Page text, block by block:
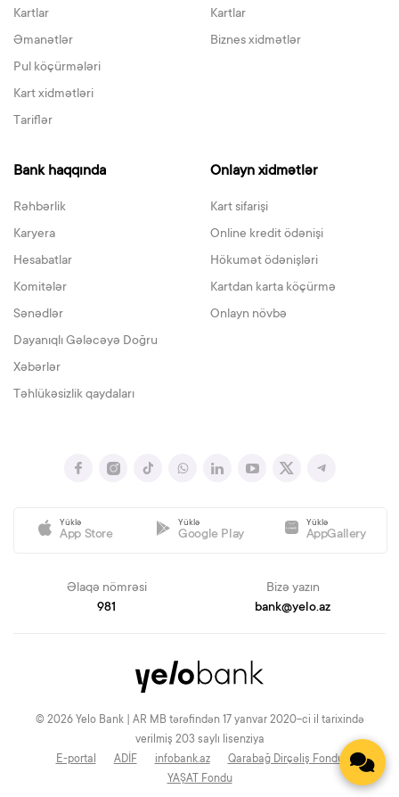
Kartlar
Əmanətlər
Pul köçürmələri
Kart xidmətləri
Tariflər
Kartlar
Biznes xidmətlər
Bank haqqında
Rəhbərlik
Karyera
Hesabatlar
Komitələr
Sənədlər
Dayanıqlı Gələcəyə Doğru
Xəbərlər
Təhlükəsizlik qaydaları
Onlayn xidmətlər
Kart sifarişi
Online kredit ödənişi
Hökumət ödənişləri
Kartdan karta köçürmə
Onlayn növbə
Yüklə
App Store
Yüklə
Google Play
Yüklə
AppGallery
Əlaqə nömrəsi
981
Bizə yazın
bank@yelo.az
© 2026 Yelo Bank | AR MB tərəfindən 17 yanvar 2020-ci il tarixində
verilmiş 203 saylı lisenziya
E-portal
ADİF infobank.az
Qarabağ Dirçəliş Fondu
YAŞAT Fondu